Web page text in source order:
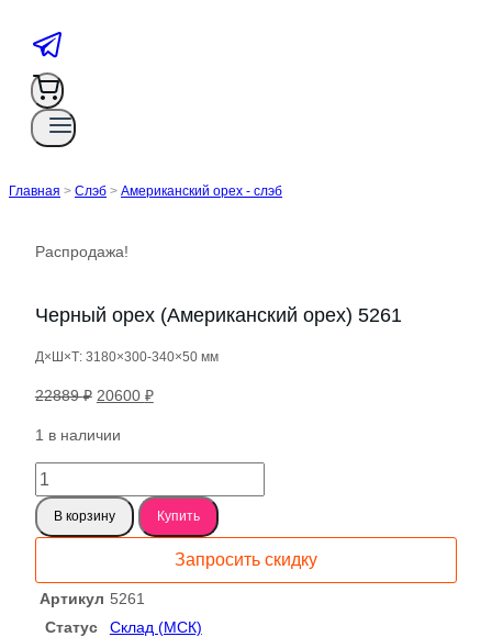
Главная > Слэб > Американский орех - слэб
Распродажа!
Черный орех (Американский орех) 5261
Д×Ш×Т: 3180×300-340×50 мм
22889₽ Первоначальная
составляла
22889 ₽.
20600 ₽Текущая
1 в наличии
Количество
товара
Черный
орех
орех)
5261
В корзину Купить
Запросить скидку
Артикул 5261
Статус
Склад (МСК)